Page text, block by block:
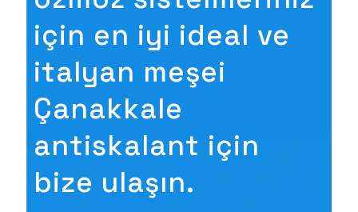
için en iyi ideal ve
italyan meşei
Çanakkale
antiskalant için
bize ulaşın.